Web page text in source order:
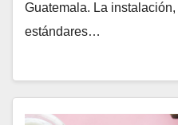
Guatemala. La
estándares…